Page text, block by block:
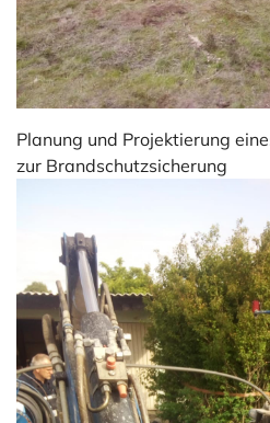
Referenzen
Kontakt
Instagram
Planung und Projektierung
zur Brandschutzsicherung